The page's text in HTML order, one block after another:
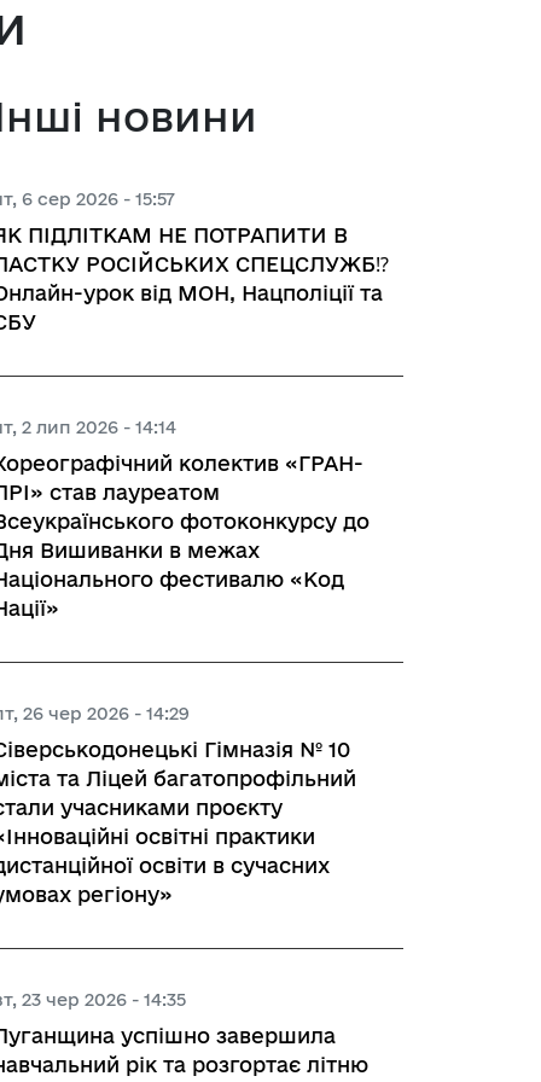
питань підприємництва у м.
база
регуляторних актів
діяльності
регуляторного акта
регуляторних актів
новини
6 сер 2026 - 15:57
ПІДЛІТКАМ НЕ ПОТРАПИТИ В
РОСІЙСЬКИХ СПЕЦСЛУЖБ⁉️
урок від МОН, Нацполіції та
2 лип 2026 - 14:14
колектив «ГРАН-
став лауреатом
фотоконкурсу до
Вишиванки в межах
фестивалю «Код
26 чер 2026 - 14:29
Гімназія № 10
та Ліцей багатопрофільний
учасниками проєкту
освітні практики
освіти в сучасних
регіону»
23 чер 2026 - 14:35
успішно завершила
рік та розгортає літню